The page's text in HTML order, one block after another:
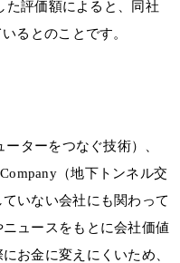
た評価額によると、同社
るとのことです。
ターをつなぐ技術）、
（地下トンネル交
いない会社にも関わって
ュースをもとに会社価値
お金に変えにくいため、